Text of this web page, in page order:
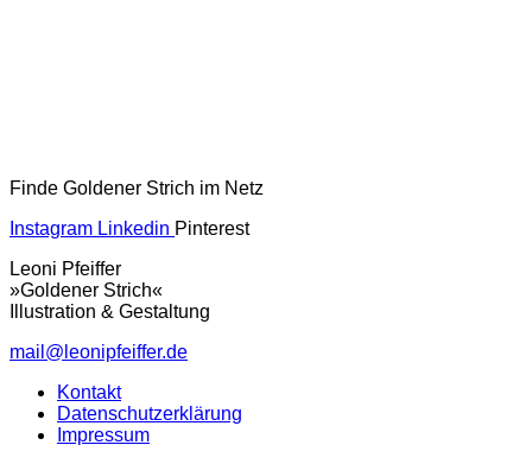
Finde Goldener Strich im Netz
Instagram Linkedin Pinterest
Leoni Pfeiffer
»Goldener Strich«
Illustration & Gestaltung
mail@leonipfeiffer.de
Kontakt
Datenschutzerklärung
Impressum